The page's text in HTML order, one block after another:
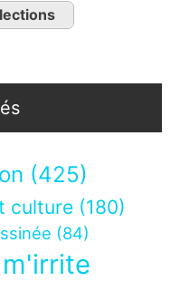
(425)
culture (180)
(84)